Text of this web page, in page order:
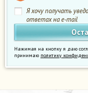
Я хочу получать
ответах на e-mail
Нажимая на кнопку я даю
принимаю политику